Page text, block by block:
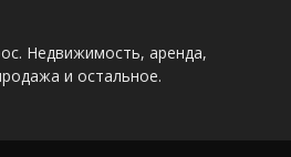
Недвижимость, аренда,
и остальное.